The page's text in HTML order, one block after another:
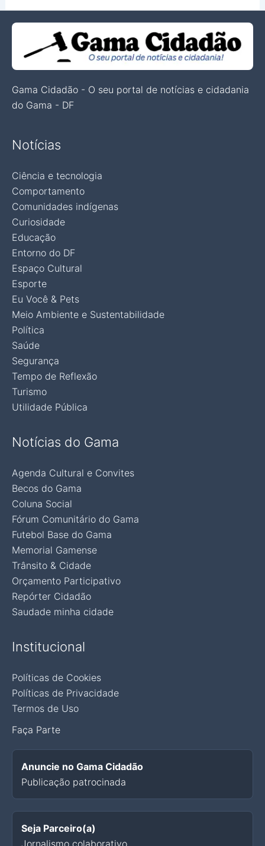
Gama Cidadão - O seu portal de notícias e cidadania
do Gama - DF
Notícias
Ciência e tecnologia
Comportamento
Comunidades indígenas
Curiosidade
Educação
Entorno do DF
Espaço Cultural
Esporte
Eu Você & Pets
Meio Ambiente e Sustentabilidade
Política
Saúde
Segurança
Tempo de Reflexão
Turismo
Utilidade Pública
Notícias do Gama
Agenda Cultural e Convites
Becos do Gama
Coluna Social
Fórum Comunitário do Gama
Futebol Base do Gama
Memorial Gamense
Trânsito & Cidade
Orçamento Participativo
Repórter Cidadão
Saudade minha cidade
Institucional
Políticas de Cookies
Políticas de Privacidade
Termos de Uso
Faça Parte
Anuncie no Gama Cidadão
Publicação patrocinada
Seja Parceiro(a)